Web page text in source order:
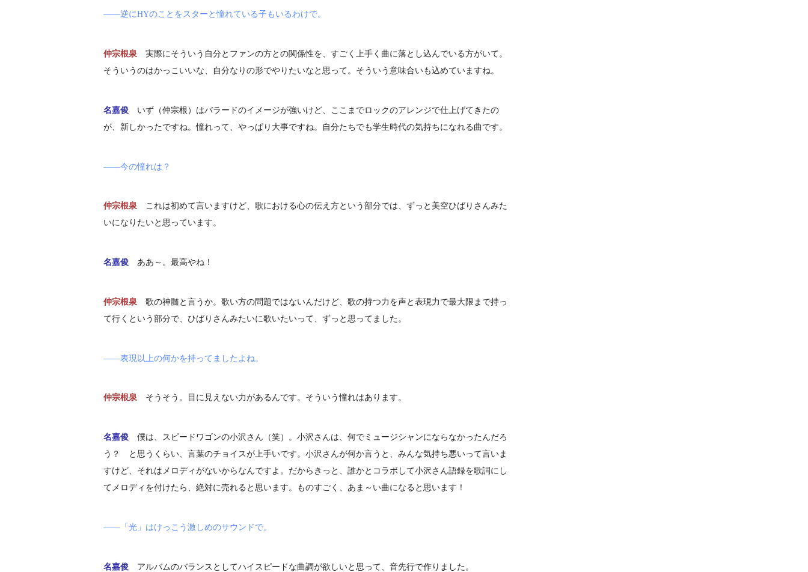
――逆にHYのことをスターと憧れている子もいるわけで。
仲宗根泉 実際にそういう自分とファンの方との関係性を、すごく上手く曲に落とし込んでいる方がいて。
そういうのはかっこいいな、自分なりの形でやりたいなと思って。そういう意味合いも込めていますね。
名嘉俊 いず（仲宗根）はバラードのイメージが強いけど、ここまでロックのアレンジで仕上げてきたの
が、新しかったですね。憧れって、やっぱり大事ですね。自分たちでも学生時代の気持ちになれる曲です。
――今の憧れは？
仲宗根泉 これは初めて言いますけど、歌における心の伝え方という部分では、ずっと美空ひばりさんみた
いになりたいと思っています。
名嘉俊 ああ～。最高やね！
仲宗根泉 歌の神髄と言うか。歌い方の問題ではないんだけど、歌の持つ力を声と表現力で最大限まで持っ
て行くという部分で、ひばりさんみたいに歌いたいって、ずっと思ってました。
――表現以上の何かを持ってましたよね。
仲宗根泉 そうそう。目に見えない力があるんです。そういう憧れはあります。
名嘉俊 僕は、スピードワゴンの小沢さん（笑）。小沢さんは、何でミュージシャンにならなかったんだろ
う？ と思うくらい、言葉のチョイスが上手いです。小沢さんが何か言うと、みんな気持ち悪いって言いま
すけど、それはメロディがないからなんですよ。だからきっと、誰かとコラボして小沢さん語録を歌詞にし
てメロディを付けたら、絶対に売れると思います。ものすごく、あま～い曲になると思います！
――「光」はけっこう激しめのサウンドで。
名嘉俊 アルバムのバランスとしてハイスピードな曲調が欲しいと思って、音先行で作りました。